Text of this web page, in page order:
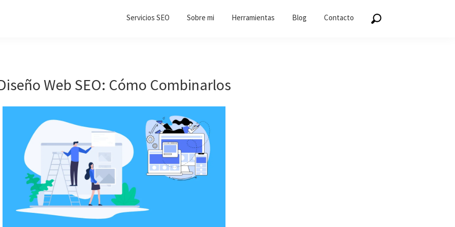
Servicios SEO Sobre mi Herramientas Blog Contacto
Web SEO: Cómo Combinarlos